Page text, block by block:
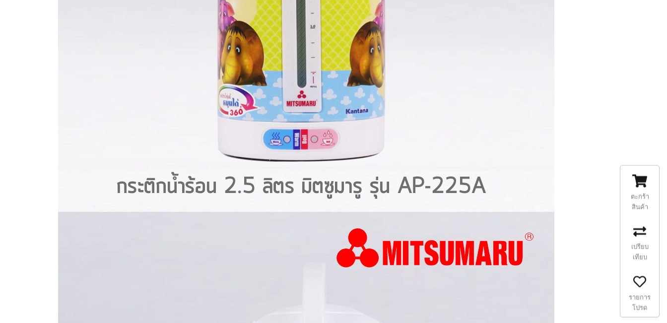
ตะกร้า
สินค้า
เปรียบ
เทียบ
รายการ
โปรด